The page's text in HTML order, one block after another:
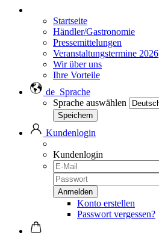
Startseite
Händler/Gastronomie
Pressemittelungen
Veranstaltungstermine 2026
Wir über uns
Ihre Vorteile
de Sprache
Sprache auswählen
Kundenlogin
Kundenlogin
Konto erstellen
Passwort vergessen?